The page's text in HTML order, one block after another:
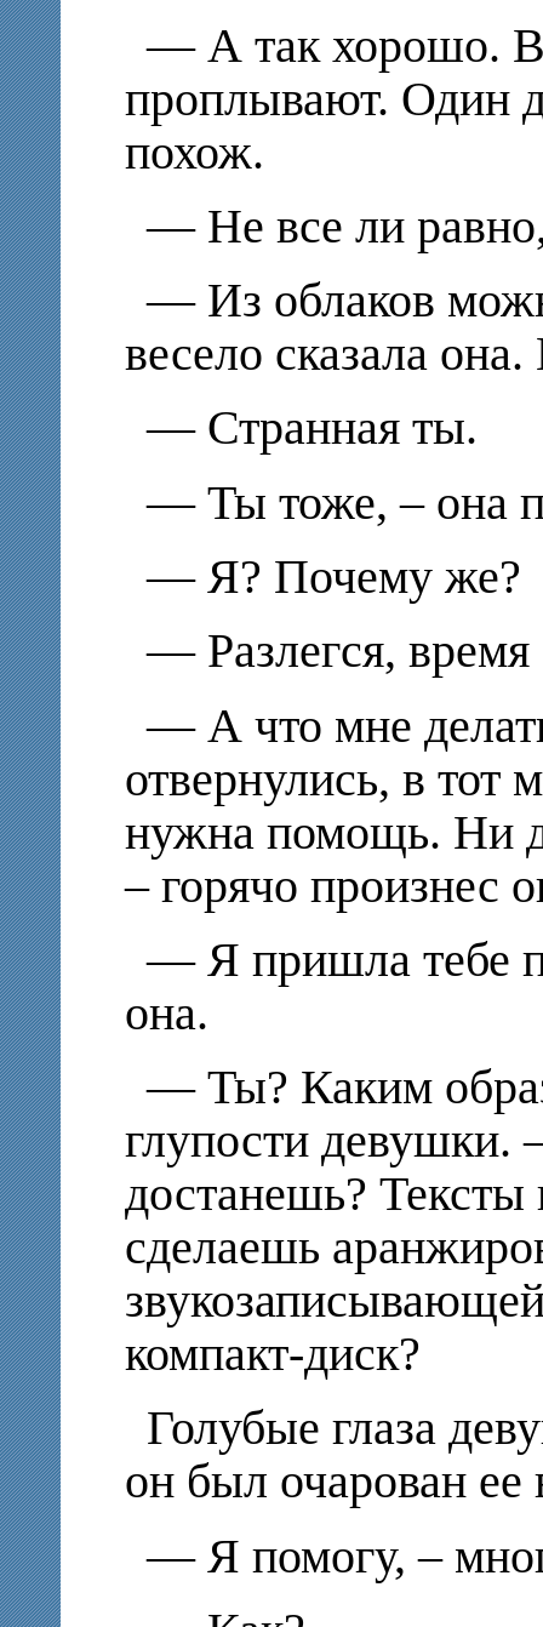
— А так хорошо.
проплывают. Один
похож.
— Не все ли
— Из облаков
весело сказала
— Странная ты.
— Ты тоже, – она
— Я? Почему же?
— Разлегся, время
— А что мне
отвернулись, в тот
нужна помощь. Ни
– горячо произнес
— Я пришла тебе
она.
— Ты? Каким
глупости девушки.
достанешь?
сделаешь
компакт-диск?
Голубые глаза
он был очарован ее
— Я помогу, –